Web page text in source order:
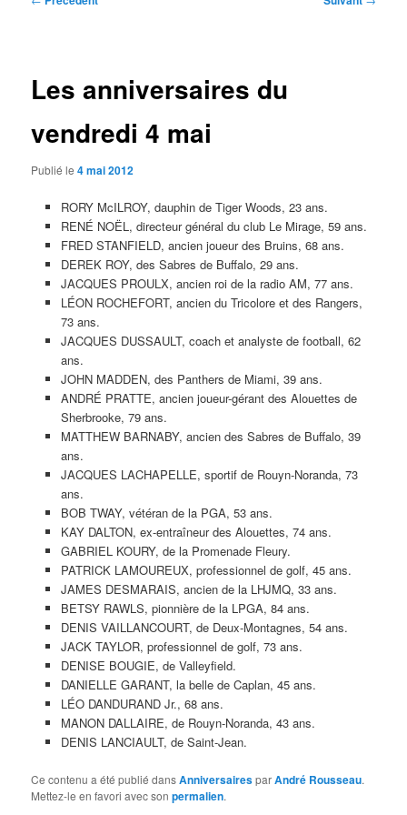
Les anniversaires du
vendredi 4 mai
Publié le4 mai 2012
RORY McILROY, dauphin de Tiger Woods, 23 ans.
RENÉ NOËL, directeur général du club Le Mirage, 59 ans.
FRED STANFIELD, ancien joueur des Bruins, 68 ans.
DEREK ROY, des Sabres de Buffalo, 29 ans.
JACQUES PROULX, ancien roi de la radio AM, 77 ans.
LÉON ROCHEFORT, ancien du Tricolore et des Rangers,
73 ans.
JACQUES DUSSAULT, coach et analyste de football, 62
ans.
JOHN MADDEN, des Panthers de Miami, 39 ans.
ANDRÉ PRATTE, ancien joueur-gérant des Alouettes de
Sherbrooke, 79 ans.
MATTHEW BARNABY, ancien des Sabres de Buffalo, 39
ans.
JACQUES LACHAPELLE, sportif de Rouyn-Noranda, 73
ans.
BOB TWAY, vétéran de la PGA, 53 ans.
KAY DALTON, ex-entraîneur des Alouettes, 74 ans.
GABRIEL KOURY, de la Promenade Fleury.
PATRICK LAMOUREUX, professionnel de golf, 45 ans.
JAMES DESMARAIS, ancien de la LHJMQ, 33 ans.
BETSY RAWLS, pionnière de la LPGA, 84 ans.
DENIS VAILLANCOURT, de Deux-Montagnes, 54 ans.
JACK TAYLOR, professionnel de golf, 73 ans.
DENISE BOUGIE, de Valleyfield.
DANIELLE GARANT, la belle de Caplan, 45 ans.
LÉO DANDURAND Jr., 68 ans.
MANON DALLAIRE, de Rouyn-Noranda, 43 ans.
DENIS LANCIAULT, de Saint-Jean.
Ce contenu a été publié dansAnniversairesparAndré Rousseau.
Mettez-le en favori avec sonpermalien.